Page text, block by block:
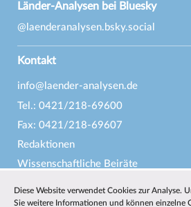
Länder-Analysen bei Bluesky
@laenderanalysen.bsky.social
Kontakt
info@laender-analysen.de
Tel.: 0421/218-69600
Fax: 0421/218-69607
Redaktionen
Wissenschaftliche Beiräte
Datenschutz—Impressum—
Diese Website verwendet Cookies zur Analyse.
Sie weitere Informationen und können einzelne